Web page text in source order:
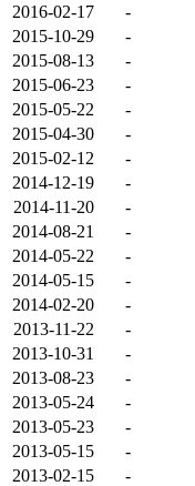
2016-02-17
-
2015-10-29
-
2015-08-13
-
2015-06-23
-
2015-05-22
-
2015-04-30
-
2015-02-12
-
2014-12-19
-
2014-11-20
-
2014-08-21
-
2014-05-22
-
2014-05-15
-
2014-02-20
-
2013-11-22
-
2013-10-31
-
2013-08-23
-
2013-05-24
-
2013-05-23
-
2013-05-15
-
2013-02-15
-